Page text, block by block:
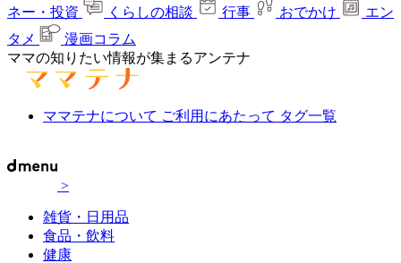
ネー・投資
くらしの相談 行事 おでかけ
エン
タメ
漫画コラム
ママの知りたい情報が集まるアンテナ
ママテナについて ご利用にあたって タグ一覧
>
雑貨・日用品
食品・飲料
健康